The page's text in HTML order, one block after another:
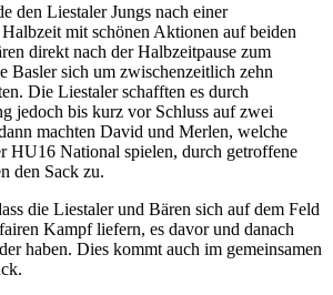
den Liestaler Jungs nach einer
Halbzeit mit schönen Aktionen auf beiden
direkt nach der Halbzeitpause zum
Basler sich um zwischenzeitlich zehn
Die Liestaler schafften es durch
jedoch bis kurz vor Schluss auf zwei
machten David und Merlen, welche
HU16 National spielen, durch getroffene
den Sack zu.
die Liestaler und Bären sich auf dem Feld
Kampf liefern, es davor und danach
haben. Dies kommt auch im gemeinsamen